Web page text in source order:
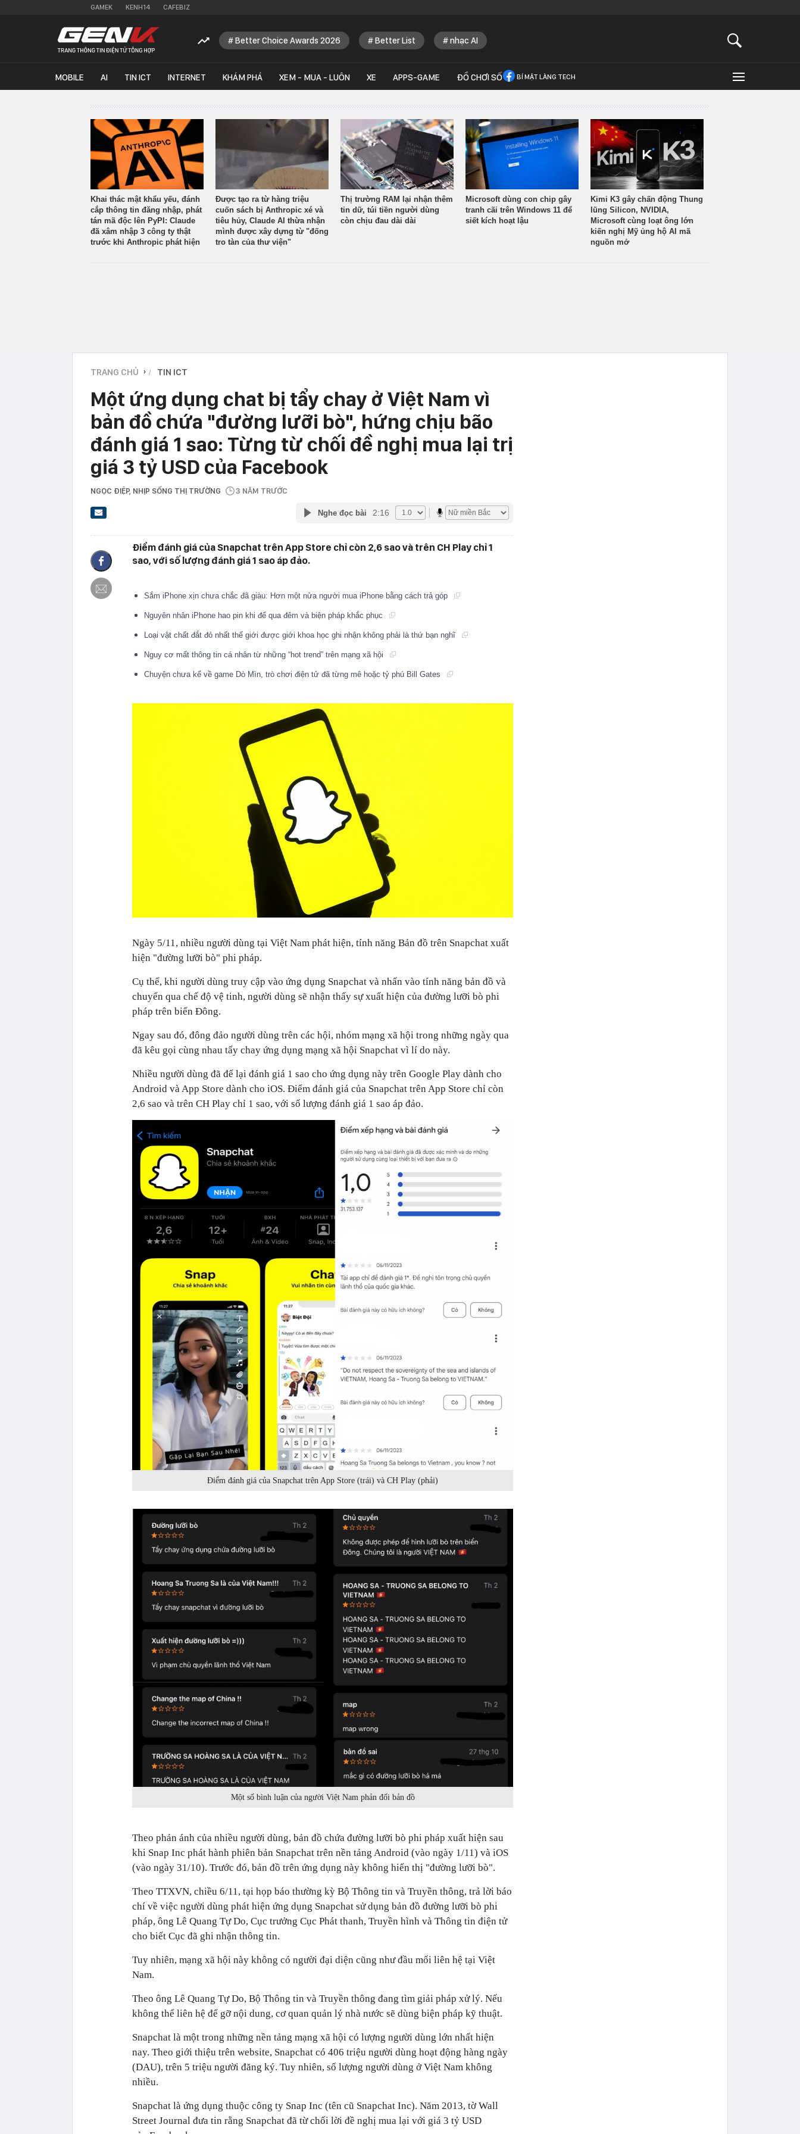
GAMEK KENH14 CAFEBIZ
Better Choice Awards 2026 Better List nhạc AI
MOBILE AI TIN ICT INTERNET KHÁM PHÁ XEM - MUA - LUÔN XE APPS-GAME ĐỒ CHƠI SỐ BÍ MẬT LÀNG TECH
Khai thác mật khẩu yếu, đánh
cắp thông tin đăng nhập, phát
tán mã độc lên PyPI: Claude
đã xâm nhập 3 công ty thật
trước khi Anthropic phát hiện
Được tạo ra từ hàng triệu
cuốn sách bị Anthropic xé và
tiêu hủy, Claude AI thừa nhận
mình được xây dựng từ "đống
tro tàn của thư viện"
Thị trường RAM lại nhận thêm
tin dữ, túi tiền người dùng
còn chịu đau dài dài
Microsoft dùng con chip gây
tranh cãi trên Windows 11 để
siết kích hoạt lậu
Kimi K3 gây chấn động Thung
lũng Silicon, NVIDIA,
Microsoft cùng loạt ông lớn
kiến nghị Mỹ ủng hộ AI mã
nguồn mở
TRANG CHỦ › TIN ICT
Một ứng dụng chat bị tẩy chay ở Việt Nam vì
bản đồ chứa "đường lưỡi bò", hứng chịu bão
đánh giá 1 sao: Từng từ chối đề nghị mua lại trị
giá 3 tỷ USD của Facebook
NGỌC ĐIỆP, NHỊP SỐNG THỊ TRƯỜNG 3 NĂM TRƯỚC
Nghe đọc bài 2:16
Điểm đánh giá của Snapchat trên App Store chỉ còn 2,6 sao và trên CH Play chỉ 1
sao, với số lượng đánh giá 1 sao áp đảo.
Sắm iPhone xịn chưa chắc đã giàu: Hơn một nửa người mua iPhone bằng cách trả góp
Nguyên nhân iPhone hao pin khi để qua đêm và biện pháp khắc phục
Loại vật chất đắt đỏ nhất thế giới được giới khoa học ghi nhận không phải là thứ bạn nghĩ
Nguy cơ mất thông tin cá nhân từ những “hot trend” trên mạng xã hội
Chuyện chưa kể về game Dò Mìn, trò chơi điện tử đã từng mê hoặc tỷ phú Bill Gates
Ngày 5/11, nhiều người dùng tại Việt Nam phát hiện, tính năng Bản đồ trên Snapchat xuất
hiện "đường lưỡi bò" phi pháp.
Cụ thể, khi người dùng truy cập vào ứng dụng Snapchat và nhấn vào tính năng bản đồ và
chuyển qua chế độ vệ tinh, người dùng sẽ nhận thấy sự xuất hiện của đường lưỡi bò phi
pháp trên biển Đông.
Ngay sau đó, đông đảo người dùng trên các hội, nhóm mạng xã hội trong những ngày qua
đã kêu gọi cùng nhau tẩy chay ứng dụng mạng xã hội Snapchat vì lí do này.
Nhiều người dùng đã để lại đánh giá 1 sao cho ứng dụng này trên Google Play dành cho
Android và App Store dành cho iOS. Điểm đánh giá của Snapchat trên App Store chỉ còn
2,6 sao và trên CH Play chỉ 1 sao, với số lượng đánh giá 1 sao áp đảo.
Điểm đánh giá của Snapchat trên App Store (trái) và CH Play (phải)
Một số bình luận của người Việt Nam phản đối bản đồ
Theo phản ánh của nhiều người dùng, bản đồ chứa đường lưỡi bò phi pháp xuất hiện sau
khi Snap Inc phát hành phiên bản Snapchat trên nền tảng Android (vào ngày 1/11) và iOS
(vào ngày 31/10). Trước đó, bản đồ trên ứng dụng này không hiển thị "đường lưỡi bò".
Theo TTXVN, chiều 6/11, tại họp báo thường kỳ Bộ Thông tin và Truyền thông, trả lời báo
chí về việc người dùng phát hiện ứng dụng Snapchat sử dụng bản đồ đường lưỡi bò phi
pháp, ông Lê Quang Tự Do, Cục trưởng Cục Phát thanh, Truyền hình và Thông tin điện tử
cho biết Cục đã ghi nhận thông tin.
Tuy nhiên, mạng xã hội này không có người đại diện cũng như đầu mối liên hệ tại Việt
Nam.
Theo ông Lê Quang Tự Do, Bộ Thông tin và Truyền thông đang tìm giải pháp xử lý. Nếu
không thể liên hệ để gỡ nội dung, cơ quan quản lý nhà nước sẽ dùng biện pháp kỹ thuật.
Snapchat là một trong những nền tảng mạng xã hội có lượng người dùng lớn nhất hiện
nay. Theo giới thiệu trên website, Snapchat có 406 triệu người dùng hoạt động hàng ngày
(DAU), trên 5 triệu người đăng ký. Tuy nhiên, số lượng người dùng ở Việt Nam không
nhiều.
Snapchat là ứng dụng thuộc công ty Snap Inc (tên cũ Snapchat Inc). Năm 2013, tờ Wall
Street Journal đưa tin rằng Snapchat đã từ chối lời đề nghị mua lại với giá 3 tỷ USD